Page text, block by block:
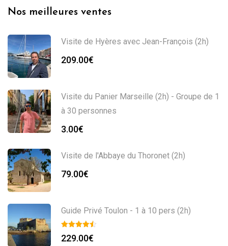
Nos meilleures ventes
Visite de Hyères avec Jean-François (2h)
209.00€
Visite du Panier Marseille (2h) - Groupe de 1
à 30 personnes
3.00€
Visite de l'Abbaye du Thoronet (2h)
79.00€
Guide Privé Toulon - 1 à 10 pers (2h)
229.00€